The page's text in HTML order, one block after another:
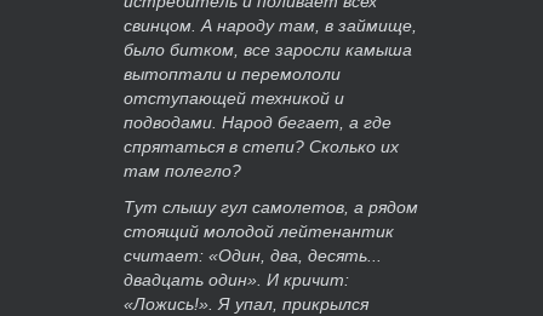
свинцом. А народу там, в займище,
было битком, все заросли камыша
вытоптали и перемололи
отступающей техникой и
подводами. Народ бегает, а где
спрятаться в степи? Сколько их
там полегло?
Тут слышу гул самолетов, а рядом
стоящий молодой лейтенантик
считает: «Один, два, десять...
двадцать один». И кричит:
«Ложись!». Я упал, прикрылся